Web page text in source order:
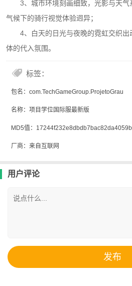
3、城市环境刻画细致，光影与天
气候下的骑行视觉体验迥异；
4、白天的日光与夜晚的霓虹交织
体的代入氛围。
标签：
包名：com.TechGameGroup.ProjetoGrau
名称：项目学位国际服最新版
MD5值：
厂商：来自互联网
用户评论